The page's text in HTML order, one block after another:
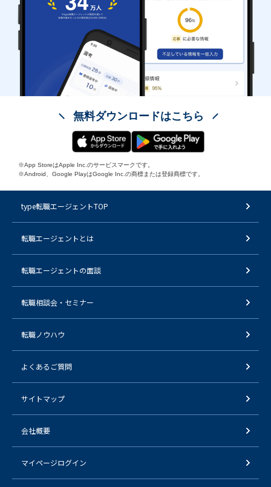
無料ダウンロードはこちら
※App StoreはApple Inc.のサービスマークです。
※Android、Google PlayはGoogle Inc.の商標または登録商標です。
type転職エージェントTOP
転職エージェントとは
転職エージェントの面談
転職相談会・セミナー
転職ノウハウ
よくあるご質問
サイトマップ
会社概要
マイページログイン